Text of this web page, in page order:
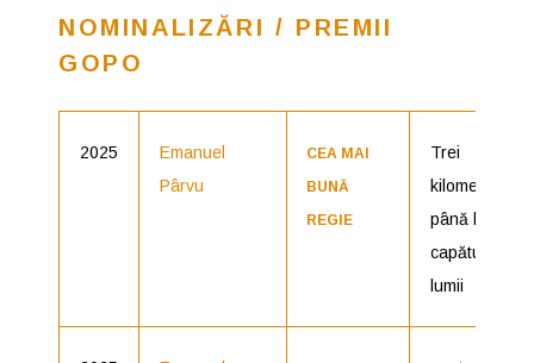
NOMINALIZĂRI / PREMII
GOPO
2025
Emanuel
Pârvu
CEA MAI
BUNĂ
REGIE
Trei
kilometri
până la
capătul
lumii